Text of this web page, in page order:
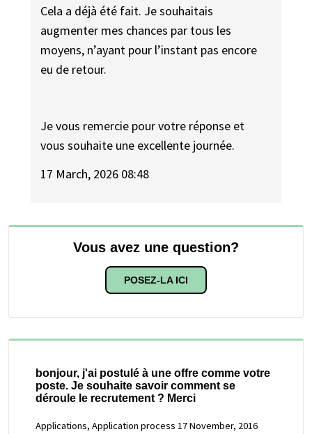
Cela a déjà été fait. Je souhaitais
augmenter mes chances par tous les
moyens, n’ayant pour l’instant pas encore
eu de retour.
Je vous remercie pour votre réponse et
vous souhaite une excellente journée.
17 March, 2026 08:48
Vous avez une question?
POSEZ-LA ICI
bonjour, j'ai postulé à une offre comme votre
poste. Je souhaite savoir comment se
déroule le recrutement ? Merci
Applications, Application process 17 November, 2016